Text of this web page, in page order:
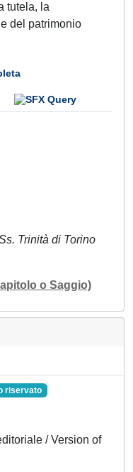
tutela, la
del patrimonio
Trinità di Torino
o Saggio)
riservato
/ Version of